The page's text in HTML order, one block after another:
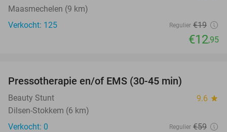
Maasmechelen (9 km)
Verkocht: 125
Regulier €19
€12,95
TODAY
Pressotherapie en/of EMS (30-45 min)
Beauty Stunt 9.6 star
Dilsen-Stokkem (6 km)
Verkocht: 0
Regulier €59